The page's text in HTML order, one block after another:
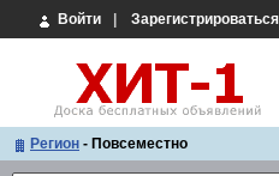
Войти Зарегистрироваться
Регион - Повсеместно